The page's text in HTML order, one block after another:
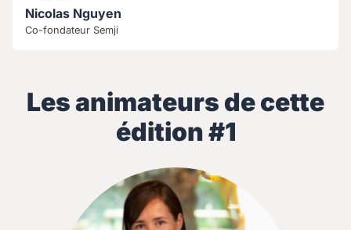
Nicolas Nguyen
Co-fondateur Semji
Les animateurs de cette
édition #1